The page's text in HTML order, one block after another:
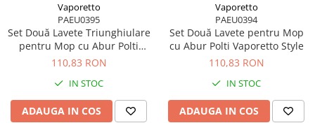
Vaporetto
PAEU0395
Set Două Lavete Triunghiulare
pentru Mop cu Abur Polti
Vaporetto Style
110,83 RON
IN STOC
ADAUGA IN COS
Vaporetto
PAEU0394
Set Două Lavete pentru Mop
cu Abur Polti Vaporetto Style
110,83 RON
IN STOC
ADAUGA IN COS